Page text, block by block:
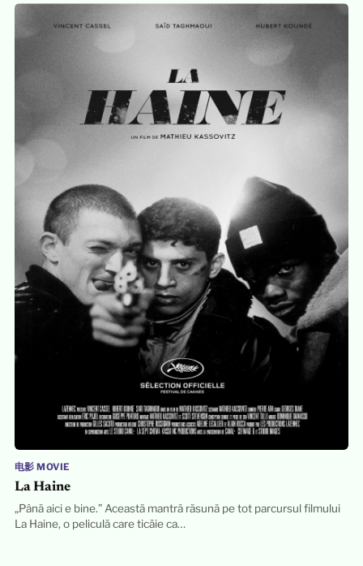
电影 MOVIE
La Haine
„Până aici e bine.” Această mantră răsună pe tot parcursul filmului
La Haine, o peliculă care ticăie ca…